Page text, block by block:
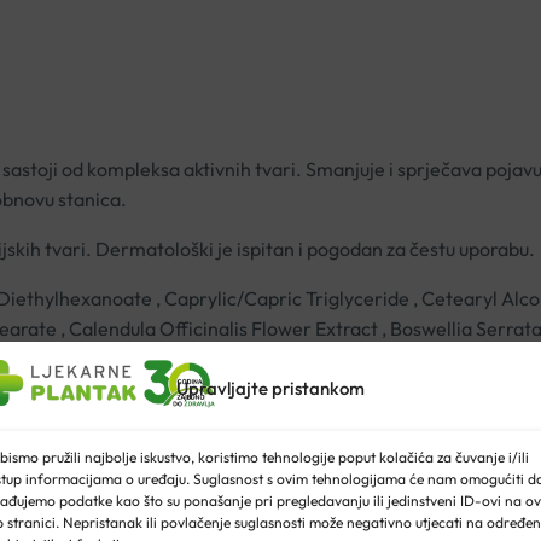
Upravljajte pristankom
pružili najbolje iskustvo, koristimo tehnologije poput kolačića za čuvanje i/ili
informacijama o uređaju. Suglasnost s ovim tehnologijama će nam omogućiti
podatke kao što su ponašanje pri pregledavanju ili jedinstveni ID-ovi na
stranici. Nepristanak ili povlačenje suglasnosti može negativno utjecati na
od kompleksa aktivnih tvari. Smanjuje i sprječava
stanica.
tvari. Dermatološki je ispitan i pogodan za čestu uporabu.
, Caprylic/Capric Triglyceride , Cetearyl
, Calendula Officinalis Flower Extract , Boswellia
, Echium Plantagineum Seed Oil , Butyrospermum Parkii
, Xanthan Gum, Phenylpropanol , Citric Acid
Za jače pogođena područja i nadraženu kožu nanijeti gel